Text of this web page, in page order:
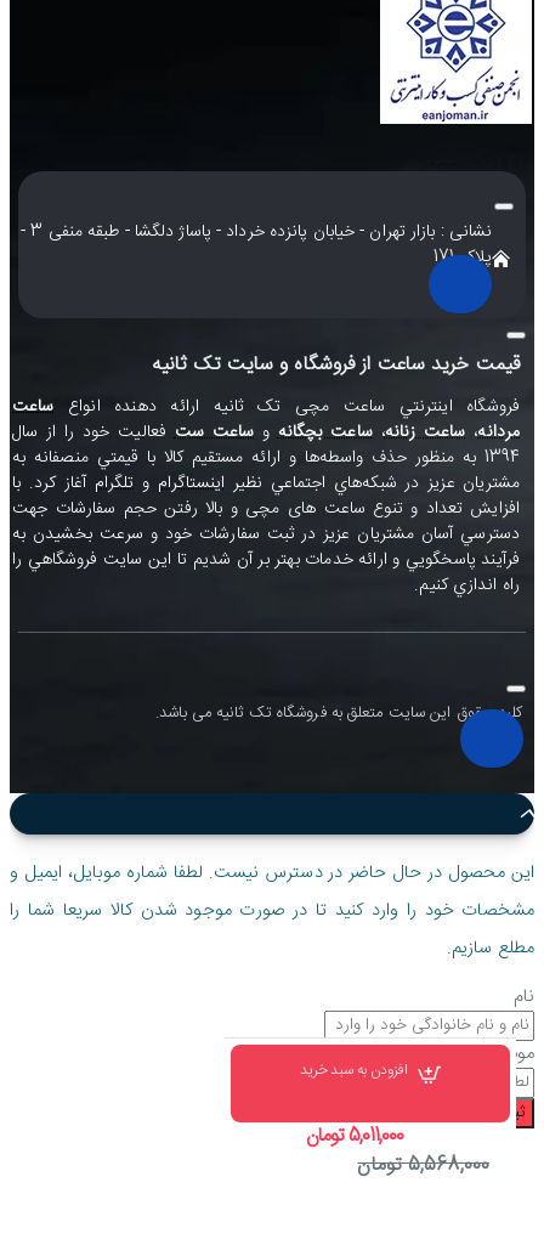
افزودن به سبد خرید
5,011,000 تومان
5,568,000 تومان
نشانی : بازار تهران - خیابان پانزده خرداد - پاساژ دلگشا - طبقه منفی 3 -
پلاک 171
قیمت خرید ساعت از فروشگاه و سایت تک ثانیه
فروشگاه اينترنتي ساعت مچی تک ثانيه ارائه دهنده انواع ساعت
مردانه، ساعت زنانه،ساعت بچگانهو ساعت ستفعاليت خود را از سال
1394 به منظور حذف واسطه‌ها و ارائه مستقيم کالا با قيمتي منصفانه به
مشتريان عزيز در شبکه‌هاي اجتماعي نظير اينستاگرام و تلگرام آغاز کرد. با
افزايش تعداد و تنوع ساعت های مچی و بالا رفتن حجم سفارشات جهت
دسترسي آسان مشتريان عزيز در ثبت سفارشات خود و سرعت بخشيدن به
فرآيند پاسخگويي و ارائه خدمات بهتر بر آن شديم تا اين سايت فروشگاهي را
راه اندازي کنيم.
کلیه حقوق این سایت متعلق به فروشگاه تک ثانیه می باشد.
این محصول در حال حاضر در دسترس نیست. لطفا شماره موبایل، ایمیل و
مشخصات خود را وارد کنید تا در صورت موجود شدن کالا سریعا شما را
مطلع سازیم.
نام
موبایل
ثبت درخواست